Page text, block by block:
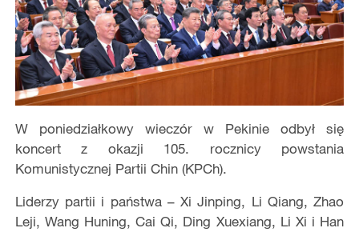
W poniedziałkowy wieczór w Pekinie odbył się
koncert z okazji 105. rocznicy powstania
Komunistycznej Partii Chin (KPCh).
Liderzy partii i państwa – Xi Jinping, Li Qiang, Zhao
Leji, Wang Huning, Cai Qi, Ding Xuexiang, Li Xi i Han